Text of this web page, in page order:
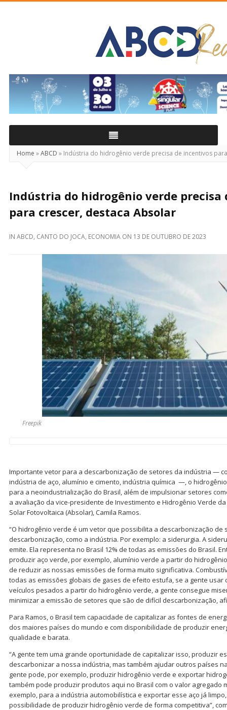
Real
Home »ABCD » Indústria do hidrogênio verde precisa de incentivos
Indústria do hidrogênio verde precisa
para crescer, destaca Absolar
IN ABCD, CANTO DO JOCA, ECONOMIA ON 13 DE OUTUBRO DE 2023
Freepik
Importante vetor para a descarbonização de setores da indústria —
indústria de aço, alumínio e cimento, indústria química —, o
para a neoindustrialização do Brasil, além de impulsionar setores
a avaliação da vice-presidente de Investimento e Hidrogênio Verde
Solar Fotovoltaica (Absolar), Camila Ramos.
“O hidrogênio verde é um vetor que possibilita a descarbonização de
descarbonização, como a indústria. Por exemplo: a siderurgia. A
emite. Ela representa no Brasil 12% de todas as emissões do Brasil.
produzir aço verde, por exemplo, alumínio verde a partir do
de reduzir as nossas emissões de forma muito significativa.
todas as emissões globais de gases de efeito estufa, se a gente usar
veículos pesados a partir do hidrogênio verde, a gente consegue
minimizar a emissão de setores que são de difícil descarbonização,
Para Ramos, o Brasil tem capacidade de capitalizar as fontes de
dos maiores países do mundo e com disponibilidade de produzir
qualidade e barata.
“A gente tem uma grande oportunidade de capitalizar isso, produzir
descarbonizar a nossa indústria, mas também ajudar outros países
gente pode, por exemplo, produzir hidrogênio verde e exportar
também pode produzir produtos aqui no Brasil com o valor agregado
exemplo, para a indústria automobilística e exportar esse aço já
possibilidade de produzir hidrogênio verde de forma competitiva”,